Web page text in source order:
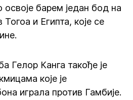
освоје барем један бод на
и Египта, које се
Гелор Канга такође је
које је
играла против Гамбије.